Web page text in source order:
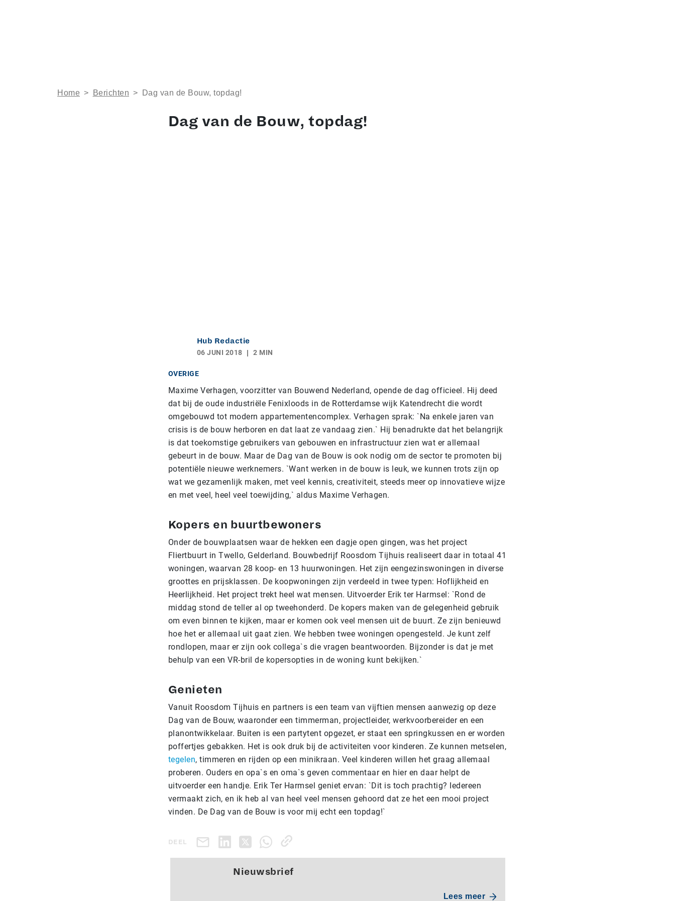
Home > Berichten > Dag van de Bouw, topdag!
Dag van de Bouw, topdag!
Hub Redactie
06 JUNI 2018
2 MIN
OVERIGE
Maxime Verhagen, voorzitter van Bouwend Nederland, opende de dag officieel. Hij deed
dat bij de oude industriële Fenixloods in de Rotterdamse wijk Katendrecht die wordt
omgebouwd tot modern appartementencomplex. Verhagen sprak: `Na enkele jaren van
crisis is de bouw herboren en dat laat ze vandaag zien.` Hij benadrukte dat het belangrijk
is dat toekomstige gebruikers van gebouwen en infrastructuur zien wat er allemaal
gebeurt in de bouw. Maar de Dag van de Bouw is ook nodig om de sector te promoten bij
potentiële nieuwe werknemers. `Want werken in de bouw is leuk, we kunnen trots zijn op
wat we gezamenlijk maken, met veel kennis, creativiteit, steeds meer op innovatieve wijze
en met veel, heel veel toewijding,` aldus Maxime Verhagen.
Kopers en buurtbewoners
Onder de bouwplaatsen waar de hekken een dagje open gingen, was het project
Fliertbuurt in Twello, Gelderland. Bouwbedrijf Roosdom Tijhuis realiseert daar in totaal 41
woningen, waarvan 28 koop- en 13 huurwoningen. Het zijn eengezinswoningen in diverse
groottes en prijsklassen. De koopwoningen zijn verdeeld in twee typen: Hoflijkheid en
Heerlijkheid. Het project trekt heel wat mensen. Uitvoerder Erik ter Harmsel: `Rond de
middag stond de teller al op tweehonderd. De kopers maken van de gelegenheid gebruik
om even binnen te kijken, maar er komen ook veel mensen uit de buurt. Ze zijn benieuwd
hoe het er allemaal uit gaat zien. We hebben twee woningen opengesteld. Je kunt zelf
rondlopen, maar er zijn ook collega`s die vragen beantwoorden. Bijzonder is dat je met
behulp van een VR-bril de kopersopties in de woning kunt bekijken.`
Genieten
Vanuit Roosdom Tijhuis en partners is een team van vijftien mensen aanwezig op deze
Dag van de Bouw, waaronder een timmerman, projectleider, werkvoorbereider en een
planontwikkelaar. Buiten is een partytent opgezet, er staat een springkussen en er worden
poffertjes gebakken. Het is ook druk bij de activiteiten voor kinderen. Ze kunnen metselen,
tegelen, timmeren en rijden op een minikraan. Veel kinderen willen het graag allemaal
proberen. Ouders en opa`s en oma`s geven commentaar en hier en daar helpt de
uitvoerder een handje. Erik Ter Harmsel geniet ervan: `Dit is toch prachtig? Iedereen
vermaakt zich, en ik heb al van heel veel mensen gehoord dat ze het een mooi project
vinden. De Dag van de Bouw is voor mij echt een topdag!`
DEEL
Nieuwsbrief
Lees meer